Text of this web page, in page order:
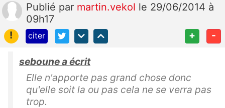
Publié par martin.vekol le 29/06/2014 à
09h17
!
citer + -
seboune a écrit
Elle n'apporte pas grand chose donc
qu'elle soit la ou pas cela ne se verra pas
trop.